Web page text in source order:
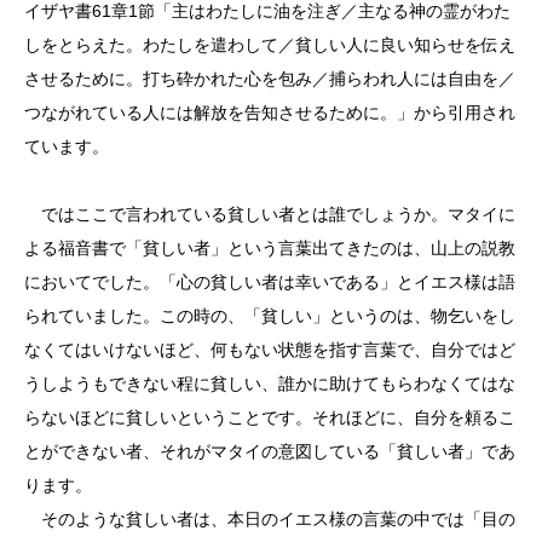
イザヤ書61章1節「主はわたしに油を注ぎ／主なる神の霊がわた
しをとらえた。わたしを遣わして／貧しい人に良い知らせを伝え
させるために。打ち砕かれた心を包み／捕らわれ人には自由を／
つながれている人には解放を告知させるために。」から引用され
ています。
ではここで言われている貧しい者とは誰でしょうか。マタイに
よる福音書で「貧しい者」という言葉出てきたのは、山上の説教
においてでした。「心の貧しい者は幸いである」とイエス様は語
られていました。この時の、「貧しい」というのは、物乞いをし
なくてはいけないほど、何もない状態を指す言葉で、自分ではど
うしようもできない程に貧しい、誰かに助けてもらわなくてはな
らないほどに貧しいということです。それほどに、自分を頼るこ
とができない者、それがマタイの意図している「貧しい者」であ
ります。
そのような貧しい者は、本日のイエス様の言葉の中では「目の